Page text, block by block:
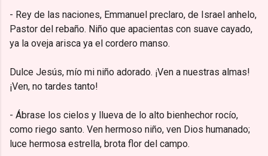
- Rey de las naciones, Emmanuel preclaro, de Israel anhelo,
Pastor del rebaño. Niño que apacientas con suave cayado,
ya la oveja arisca ya el cordero manso.
Dulce Jesús, mío mi niño adorado. ¡Ven a nuestras almas!
¡Ven, no tardes tanto!
- Ábrase los cielos y llueva de lo alto bienhechor rocío,
como riego santo. Ven hermoso niño, ven Dios humanado;
luce hermosa estrella, brota flor del campo.